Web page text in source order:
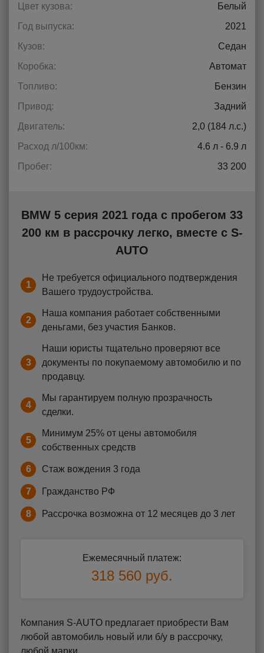
Цвет кузова:
Белый
Год выпуска:
2021
Кузов:
Седан
Коробка:
Автомат
Топливо:
Бензин
Привод:
Задний
Двигатель:
2,0 (184 л.с.)
Расход л/100км:
4.6 л - 6.9 л
Пробег:
33 200
BMW 5 серия 2021 года с пробегом 33
200 км в рассрочку легко, вместе с S-
AUTO
1
Не требуется официального подтверждения
Вашего трудоустройства.
2
Наша компания работает собственными
деньгами, без участия Банков.
3
Наши юристы тщательно проверяют все
документы по покупаемому автомобилю и по
продавцу.
4
Мы гарантируем полную прозрачность
сделки.
5
Минимум 25% от цены автомобиля
собственных средств
6 Стаж вождения 3 года
7 Гражданство РФ
8 Рассрочка возможна от 12 месяцев до 3 лет
Ежемесячный платеж:
318 560 руб.
Компания S-AUTO предлагает приобрести Вам
любой автомобиль новый или б/у в рассрочку,
любой марки.